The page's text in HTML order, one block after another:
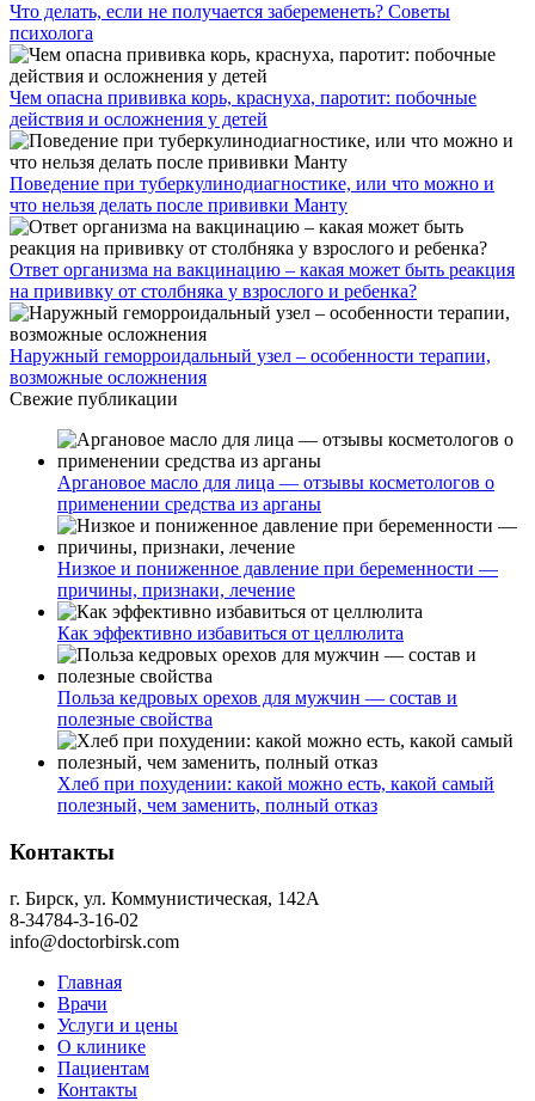
Что делать, если не получается забеременеть? Советы
психолога
Чем опасна прививка корь, краснуха, паротит: побочные
действия и осложнения у детей
Поведение при туберкулинодиагностике, или что можно и
что нельзя делать после прививки Манту
Ответ организма на вакцинацию – какая может быть реакция
на прививку от столбняка у взрослого и ребенка?
Наружный геморроидальный узел – особенности терапии,
возможные осложнения
Свежие публикации
Аргановое масло для лица — отзывы косметологов о
применении средства из арганы
Низкое и пониженное давление при беременности —
причины, признаки, лечение
Как эффективно избавиться от целлюлита
Польза кедровых орехов для мужчин — состав и
полезные свойства
Хлеб при похудении: какой можно есть, какой самый
полезный, чем заменить, полный отказ
Контакты
г. Бирск, ул. Коммунистическая, 142А
8-34784-3-16-02
info@doctorbirsk.com
Главная
Врачи
Услуги и цены
О клинике
Пациентам
Контакты